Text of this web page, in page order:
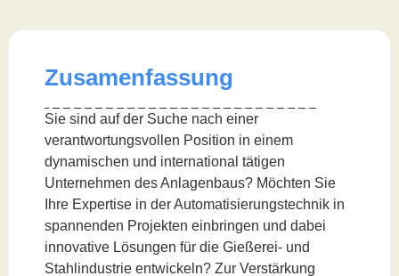
Zusamenfassung
Sie sind auf der Suche nach einer
verantwortungsvollen Position in einem
dynamischen und international tätigen
Unternehmen des Anlagenbaus? Möchten Sie
Ihre Expertise in der Automatisierungstechnik in
spannenden Projekten einbringen und dabei
innovative Lösungen für die Gießerei- und
Stahlindustrie entwickeln? Zur Verstärkung